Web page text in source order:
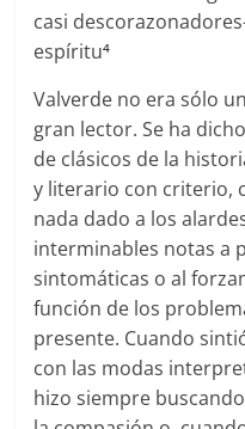
casi
espíritu4
Valverde no era sólo
gran lector. Se ha
de clásicos de la
y literario con criterio,
nada dado a los
interminables notas a
sintomáticas o al
función de los
presente. Cuando
con las modas
hizo siempre